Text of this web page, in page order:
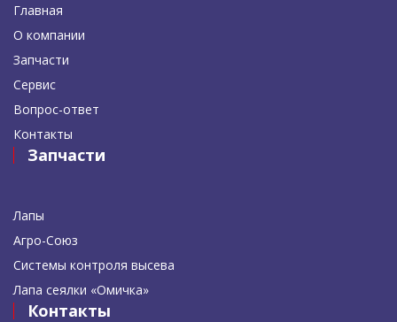
Главная
О компании
Запчасти
Сервис
Вопрос-ответ
Контакты
Запчасти
Лапы
Агро-Союз
Системы контроля высева
Лапа сеялки «Омичка»
Контакты